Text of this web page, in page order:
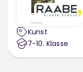
Kunst
7-10. Klasse